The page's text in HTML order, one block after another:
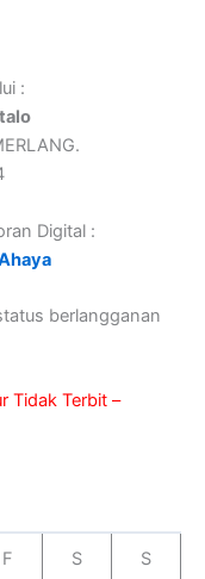
:
Digital :
berlangganan
Tidak Terbit –
F S S